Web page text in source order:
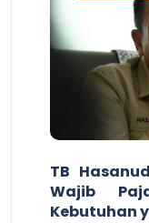
TB
Wajib
Kebutuhan